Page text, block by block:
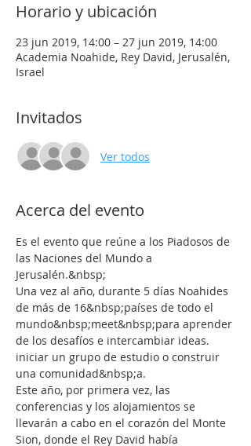
Horario y ubicación
23 jun 2019, 14:00 – 27 jun 2019, 14:00
Academia Noahide, Rey David, Jerusalén,
Israel
Invitados
Ver todos
Acerca del evento
Es el evento que reúne a los Piadosos de
las Naciones del Mundo a
Jerusalén.&nbsp;
Una vez al año, durante 5 días Noahides
de más de 16&nbsp;países de todo el
mundo&nbsp;meet&nbsp;para aprender
de los desafíos e intercambiar ideas.
iniciar un grupo de estudio o construir
una comunidad&nbsp;a.
Este año, por primera vez, las
conferencias y los alojamientos se
llevarán a cabo en el corazón del Monte
Sion, donde el Rey David había